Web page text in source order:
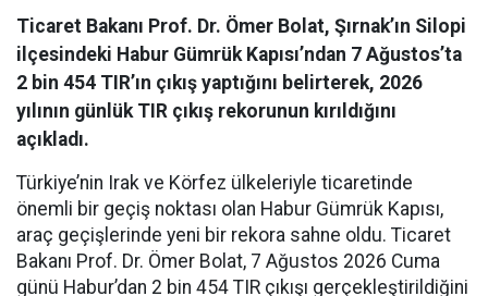
Ticaret Bakanı Prof. Dr. Ömer Bolat, Şırnak’ın Silopi
ilçesindeki Habur Gümrük Kapısı’ndan 7 Ağustos’ta
2 bin 454 TIR’ın çıkış yaptığını belirterek, 2026
yılının günlük TIR çıkış rekorunun kırıldığını
açıkladı.
Türkiye’nin Irak ve Körfez ülkeleriyle ticaretinde
önemli bir geçiş noktası olan Habur Gümrük Kapısı,
araç geçişlerinde yeni bir rekora sahne oldu. Ticaret
Bakanı Prof. Dr. Ömer Bolat, 7 Ağustos 2026 Cuma
günü Habur’dan 2 bin 454 TIR çıkışı gerçekleştirildiğini